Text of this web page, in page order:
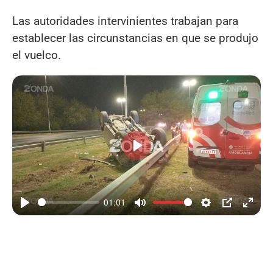
Las autoridades intervinientes trabajan para
establecer las circunstancias en que se produjo
el vuelco.
01:01
Reproducir